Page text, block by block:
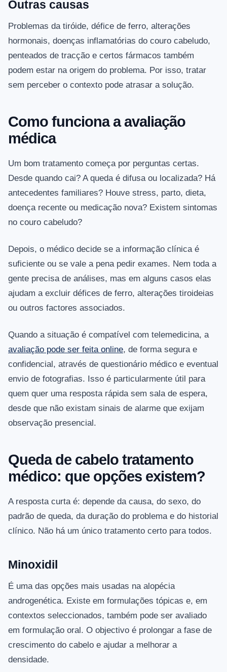
Outras causas
Problemas da tiróide, défice de ferro, alterações
hormonais, doenças inflamatórias do couro cabeludo,
penteados de tracção e certos fármacos também
podem estar na origem do problema. Por isso, tratar
sem perceber o contexto pode atrasar a solução.
Como funciona a avaliação
médica
Um bom tratamento começa por perguntas certas.
Desde quando cai? A queda é difusa ou localizada? Há
antecedentes familiares? Houve stress, parto, dieta,
doença recente ou medicação nova? Existem sintomas
no couro cabeludo?
Depois, o médico decide se a informação clínica é
suficiente ou se vale a pena pedir exames. Nem toda a
gente precisa de análises, mas em alguns casos elas
ajudam a excluir défices de ferro, alterações tiroideias
ou outros factores associados.
Quando a situação é compatível com telemedicina, a
avaliação pode ser feita online, de forma segura e
confidencial, através de questionário médico e eventual
envio de fotografias. Isso é particularmente útil para
quem quer uma resposta rápida sem sala de espera,
desde que não existam sinais de alarme que exijam
observação presencial.
Queda de cabelo tratamento
médico: que opções existem?
A resposta curta é: depende da causa, do sexo, do
padrão de queda, da duração do problema e do historial
clínico. Não há um único tratamento certo para todos.
Minoxidil
É uma das opções mais usadas na alopécia
androgenética. Existe em formulações tópicas e, em
contextos seleccionados, também pode ser avaliado
em formulação oral. O objectivo é prolongar a fase de
crescimento do cabelo e ajudar a melhorar a
densidade.